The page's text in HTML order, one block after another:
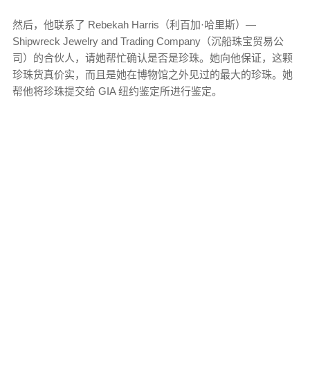
然后，他联系了 Rebekah Harris（利百加·哈里斯）—
Shipwreck Jewelry and Trading Company（沉船珠宝贸易公
司）的合伙人，请她帮忙确认是否是珍珠。她向他保证，这颗
珍珠货真价实，而且是她在博物馆之外见过的最大的珍珠。她
帮他将珍珠提交给 GIA 纽约鉴定所进行鉴定。